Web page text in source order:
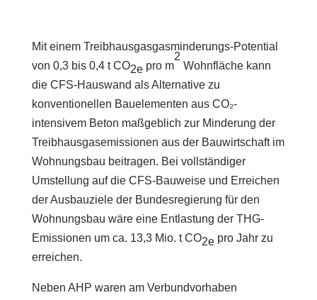
Mit einem Treibhausgasgasminderungs-Potential
von 0,3 bis 0,4 t CO2e pro m
2
Wohnfläche kann
die CFS-Hauswand als Alternative zu
konventionellen Bauelemen­ten aus CO₂-
intensivem Beton maßgeblich zur Minderung der
Treibhaus­gasemissionen aus der Bauwirtschaft im
Wohnungsbau beitragen. Bei vollständiger
Umstellung auf die CFS-Bauweise und Erreichen
der Ausbauziele der Bundes­regierung für den
Wohnungsbau wäre eine Entlastung der THG-
Emissionen um ca. 13,3 Mio. t CO2e pro Jahr zu
erreichen.
Neben AHP waren am Verbundvorhaben